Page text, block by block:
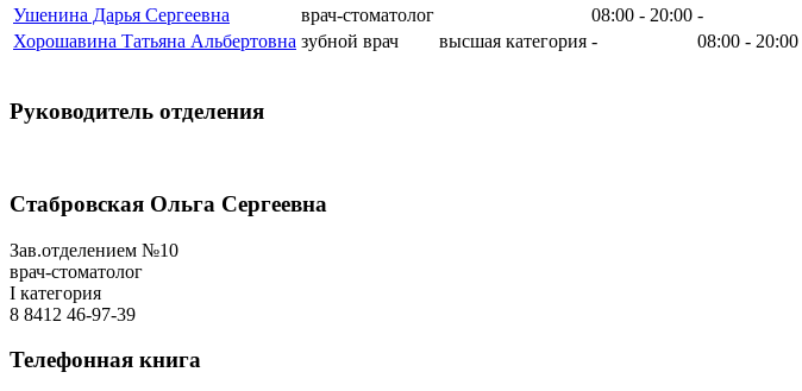
Ушенина Дарья Сергеевна
врач-стоматолог 08:00 - 20:00 -
Хорошавина Татьяна Альбертовна зубной врач высшая категория - 08:00 - 20:00
Руководитель отделения
Стабровская Ольга Сергеевна
Зав.отделением №10
врач-стоматолог
I категория
8 8412 46-97-39
Телефонная книга